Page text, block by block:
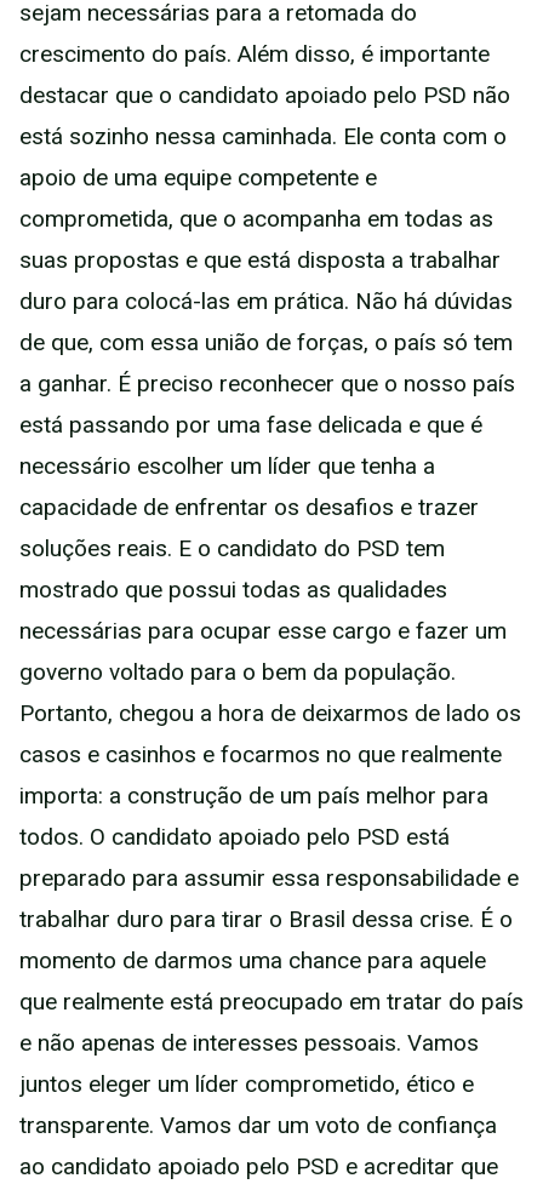
sejam necessárias para a retomada do
crescimento do país. Além disso, é importante
destacar que o candidato apoiado pelo PSD não
está sozinho nessa caminhada. Ele conta com o
apoio de uma equipe competente e
comprometida, que o acompanha em todas as
suas propostas e que está disposta a trabalhar
duro para colocá-las em prática. Não há dúvidas
de que, com essa união de forças, o país só tem
a ganhar. É preciso reconhecer que o nosso país
está passando por uma fase delicada e que é
necessário escolher um líder que tenha a
capacidade de enfrentar os desafios e trazer
soluções reais. E o candidato do PSD tem
mostrado que possui todas as qualidades
necessárias para ocupar esse cargo e fazer um
governo voltado para o bem da população.
Portanto, chegou a hora de deixarmos de lado os
casos e casinhos e focarmos no que realmente
importa: a construção de um país melhor para
todos. O candidato apoiado pelo PSD está
preparado para assumir essa responsabilidade e
trabalhar duro para tirar o Brasil dessa crise. É o
momento de darmos uma chance para aquele
que realmente está preocupado em tratar do país
e não apenas de interesses pessoais. Vamos
juntos eleger um líder comprometido, ético e
transparente. Vamos dar um voto de confiança
ao candidato apoiado pelo PSD e acreditar que